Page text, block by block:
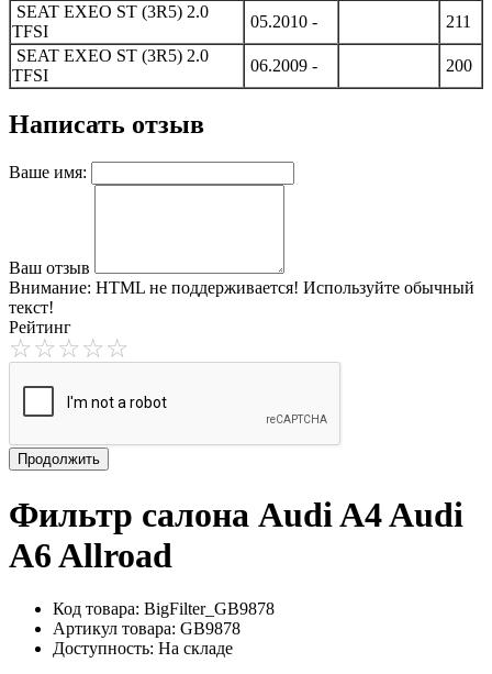
SEAT EXEO ST (3R5) 2.0
TFSI
05.2010 -
211
SEAT EXEO ST (3R5) 2.0
TFSI
06.2009 - 200
Написать отзыв
Ваше имя:
Ваш отзыв
Внимание: HTML не поддерживается! Используйте обычный
текст!
Рейтинг
Продолжить
Фильтр салона Audi A4 Audi
A6 Allroad
Код товара: BigFilter_GB9878
Артикул товара: GB9878
Доступность: На складе